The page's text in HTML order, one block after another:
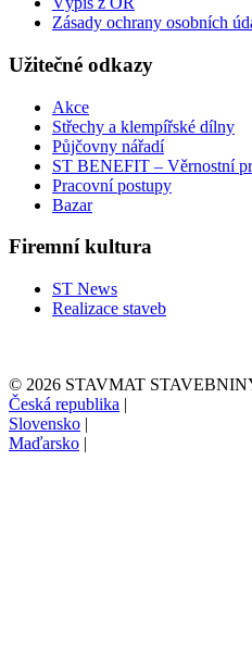
Zásady ochrany osobních
Užitečné odkazy
Akce
Střechy a klempířské dílny
Půjčovny nářadí
ST BENEFIT – Věrnostní
Pracovní postupy
Bazar
Firemní kultura
ST News
Realizace staveb
© 2026 STAVMAT
Česká republika |
Slovensko |
Maďarsko |